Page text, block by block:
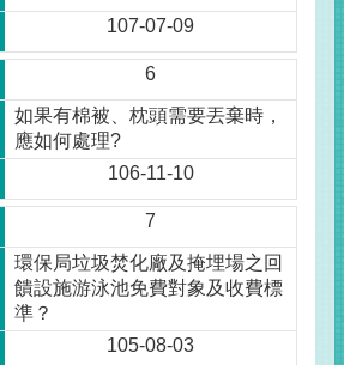
107-07-09
6
如果有棉被、枕頭需要丟棄時，
應如何處理?
106-11-10
7
環保局垃圾焚化廠及掩埋場之回
饋設施游泳池免費對象及收費標
準？
105-08-03